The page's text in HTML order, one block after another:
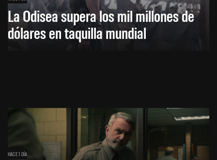
La Odisea supera los mil millones de
dólares en taquilla mundial
HACE 1 DÍA